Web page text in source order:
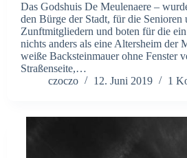
Das Godshuis De Meulenaere –
den Bürge der Stadt, für die Senioren
Zunftmitgliedern und boten für die
nichts anders als eine Altersheim der
weiße Backsteinmauer ohne Fenster
Straßenseite,…
czoczo
12. Juni 2019 1